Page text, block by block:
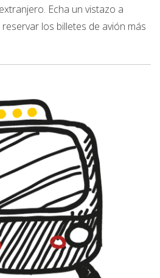
Echa un vistazo a
los billetes de avión más